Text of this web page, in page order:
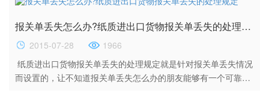
就就和大家一起来研究一下。 大型设备锈蚀原因一：装入... 报关单丢失怎么办?纸质进出口货物报关单丢失的处理规定
2015-07-28
1966
纸质进出口货物报关单丢失的处理规定就是针对报关单丢失情况
而设置的，让不知道报关单丢失怎么办的朋友能够有一个可靠的